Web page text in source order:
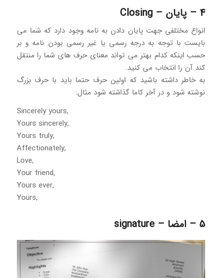
4 – پایان – Closing
انواع مختلفی جهت پایان دادن به نامه وجود دارد که شما می
بایست با توجه به درجه رسمی یا غیر رسمی بودن نامه و بر
حسب اینکه کدام بهتر می تواند معنای حرف های شما را منتقل
کند آن را انتخاب می کنید.
به خاطر داشته باشید که اولین حرف حتما باید با حرف بزرگ
نوشته شود و در آخر کاما گذاشته شود مثال:
Sincerely yours,
Yours sincerely,
Yours truly,
Affectionately,
Love,
Your friend,
Yours ever,
Yours,
5 – امضا – signature